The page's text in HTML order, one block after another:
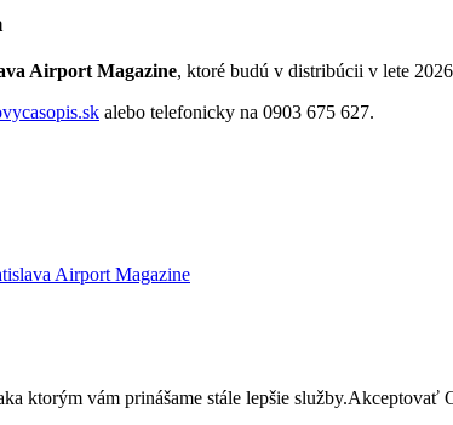
Airport Magazine, ktoré budú v distribúcii v lete
alebo telefonicky na 0903 675 627.
Airport Magazine
ktorým vám prinášame stále lepšie služby.Akceptovať